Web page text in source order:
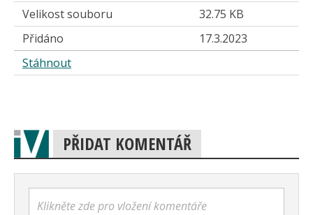
Velikost souboru
32.75 KB
Přidáno
17.3.2023
Stáhnout
PŘIDAT KOMENTÁŘ
Klikněte zde pro vložení komentáře